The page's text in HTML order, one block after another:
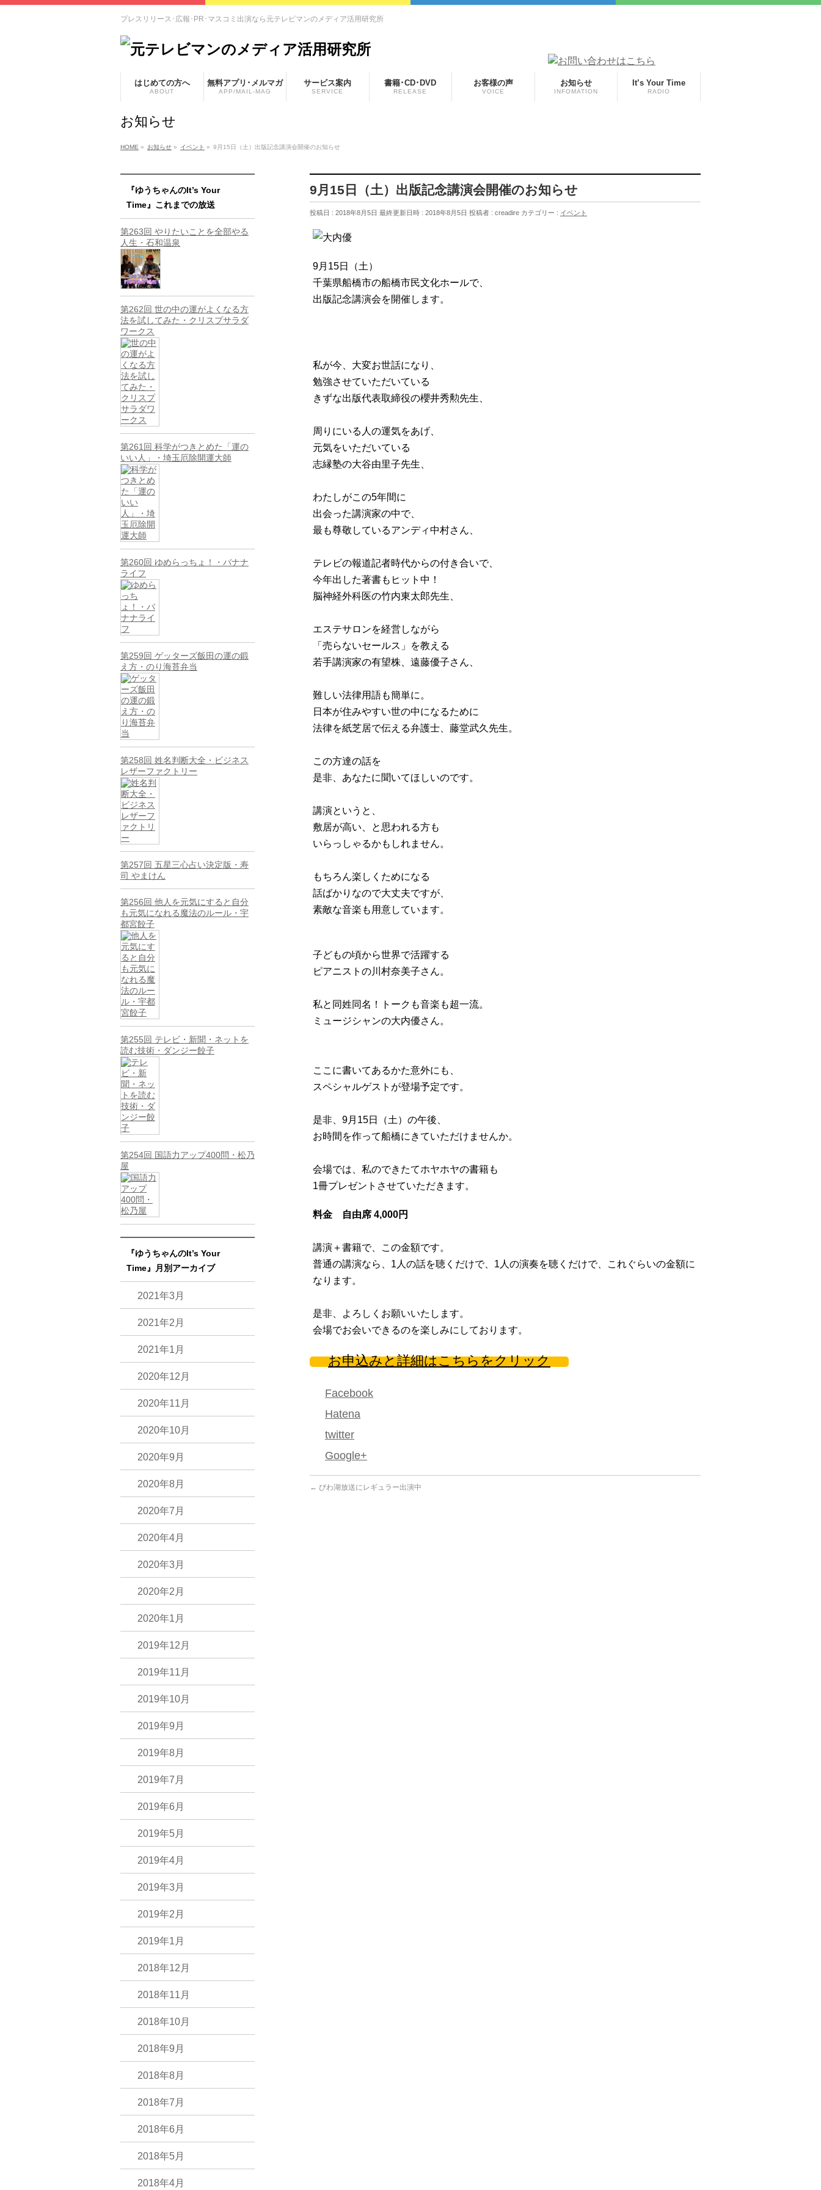
プレスリリース･広報･PR･マスコミ出演なら元テレビマンのメディア活用研究所
はじめての方へ
ABOUT
無料アプリ･メルマガ
APP/MAIL-MAG
サービス案内
SERVICE
書籍･CD･DVD
RELEASE
お客様の声
VOICE
お知らせ
INFOMATION
It’s Your Time
RADIO
お知らせ
HOME » お知らせ » イベント » 9月15日（土）出版記念講演会開催のお知らせ
9月15日（土）出版記念講演会開催のお知らせ
投稿日 : 2018年8月5日 最終更新日時 : 2018年8月5日 投稿者 : creadire カテゴリー : イベント
9月15日（土）
千葉県船橋市の船橋市民文化ホールで、
出版記念講演会を開催します。
私が今、大変お世話になり、
勉強させていただいている
きずな出版代表取締役の櫻井秀勲先生、
周りにいる人の運気をあげ、
元気をいただいている
志縁塾の大谷由里子先生、
わたしがこの5年間に
出会った講演家の中で、
最も尊敬しているアンディ中村さん、
テレビの報道記者時代からの付き合いで、
今年出した著書もヒット中！
脳神経外科医の竹内東太郎先生、
エステサロンを経営しながら
「売らないセールス」を教える
若手講演家の有望株、遠藤優子さん、
難しい法律用語も簡単に。
日本が住みやすい世の中になるために
法律を紙芝居で伝える弁護士、藤堂武久先生。
この方達の話を
是非、あなたに聞いてほしいのです。
講演というと、
敷居が高い、と思われる方も
いらっしゃるかもしれません。
もちろん楽しくためになる
話ばかりなので大丈夫ですが、
素敵な音楽も用意しています。
子どもの頃から世界で活躍する
ピアニストの川村奈美子さん。
私と同姓同名！トークも音楽も超一流。
ミュージシャンの大内優さん。
ここに書いてあるかた意外にも、
スペシャルゲストが登場予定です。
是非、9月15日（土）の午後、
お時間を作って船橋にきていただけませんか。
会場では、私のできたてホヤホヤの書籍も
1冊プレゼントさせていただきます。
料金 自由席 4,000円
講演＋書籍で、この金額です。
普通の講演なら、1人の話を聴くだけで、1人の演奏を聴くだけで、これぐらいの金額に
なります。
是非、よろしくお願いいたします。
会場でお会いできるのを楽しみにしております。
お申込みと詳細はこちらをクリック
Facebook
Hatena
twitter
Google+
← びわ湖放送にレギュラー出演中
『ゆうちゃんのIt’s Your
Time』これまでの放送
第263回 やりたいことを全部やる
人生・石和温泉
第262回 世の中の運がよくなる方
法を試してみた・クリスプサラダ
ワークス
第261回 科学がつきとめた「運の
いい人」・埼玉厄除開運大師
第260回 ゆめらっちょ！・バナナ
ライフ
第259回 ゲッターズ飯田の運の鍛
え方・のり海苔弁当
第258回 姓名判断大全・ビジネス
レザーファクトリー
第257回 五星三心占い決定版・寿
司 やまけん
第256回 他人を元気にすると自分
も元気になれる魔法のルール・宇
都宮餃子
第255回 テレビ・新聞・ネットを
読む技術・ダンジー餃子
第254回 国語力アップ400問・松乃
屋
『ゆうちゃんのIt’s Your
Time』月別アーカイブ
2021年3月
2021年2月
2021年1月
2020年12月
2020年11月
2020年10月
2020年9月
2020年8月
2020年7月
2020年4月
2020年3月
2020年2月
2020年1月
2019年12月
2019年11月
2019年10月
2019年9月
2019年8月
2019年7月
2019年6月
2019年5月
2019年4月
2019年3月
2019年2月
2019年1月
2018年12月
2018年11月
2018年10月
2018年9月
2018年8月
2018年7月
2018年6月
2018年5月
2018年4月